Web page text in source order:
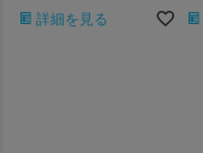
詳細を見る